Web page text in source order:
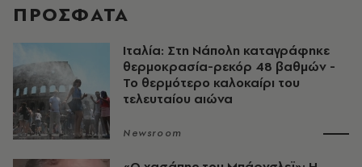
ΠΡΟΣΦΑΤΑ
Ιταλία: Στη Νάπολη καταγράφηκε
θερμοκρασία-ρεκόρ 48 βαθμών -
To θερμότερο καλοκαίρι του
τελευταίου αιώνα
Newsroom